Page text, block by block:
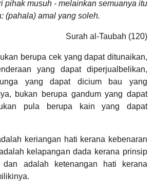
pihak musuh - melainkan semuanya itu
(pahala) amal yang soleh.
Surah al-Taubah (120)
berupa cek yang dapat ditunaikan,
yang dapat diperjualbelikan,
yang dapat dicium bau yang
bukan berupa gandum yang dapat
pula berupa kain yang dapat
keriangan hati kerana kebenaran
kelapangan dada kerana prinsip
dan adalah ketenangan hati kerana